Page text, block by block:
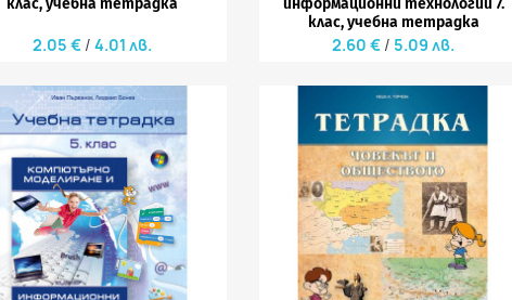
клас, учебна тетрадка
2.05 € 4.01 лв.
Бърз преглед
информационни технологии 7.
клас, учебна тетрадка
2.60 € 5.09 лв.
Бърз преглед